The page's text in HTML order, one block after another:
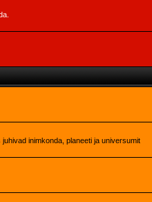
inimkonda, planeeti ja universumit